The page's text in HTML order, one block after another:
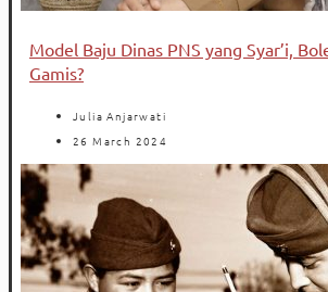
Model Baju Dinas PNS yang Syar’i,
Gamis?
Julia Anjarwati
26 March 2024